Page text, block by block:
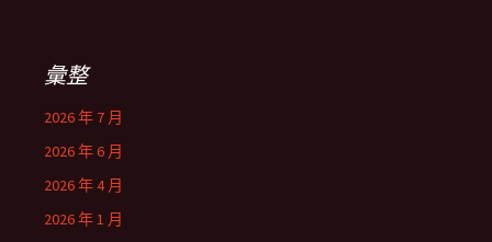
彙整
2026 年 7 月
2026 年 6 月
2026 年 4 月
2026 年 1 月